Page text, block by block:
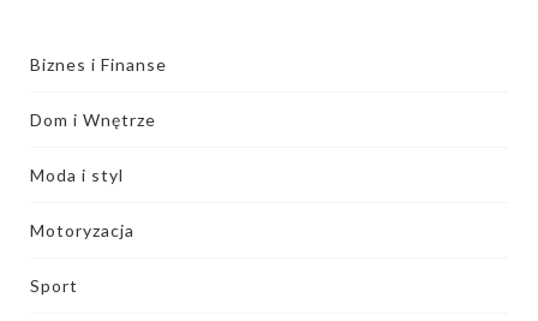
Biznes i Finanse
Dom i Wnętrze
Moda i styl
Motoryzacja
Sport